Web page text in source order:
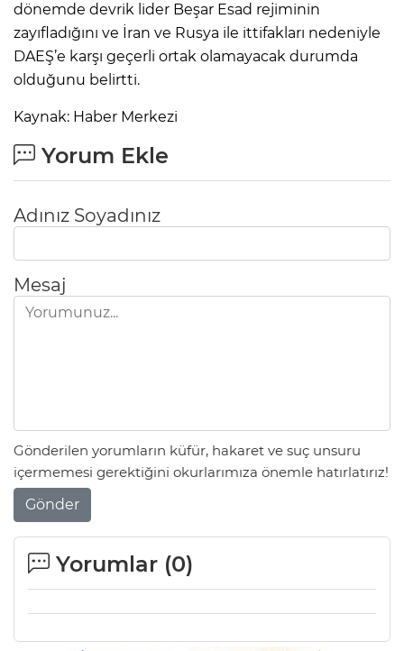
dönemde devrik lider Beşar Esad rejiminin
zayıfladığını ve İran ve Rusya ile ittifakları nedeniyle
DAEŞ’e karşı geçerli ortak olamayacak durumda
olduğunu belirtti.
Kaynak: Haber Merkezi
Yorum Ekle
Adınız Soyadınız
Mesaj
Gönderilen yorumların küfür, hakaret ve suç unsuru
içermemesi gerektiğini okurlarımıza önemle hatırlatırız!
Gönder
Yorumlar (0)